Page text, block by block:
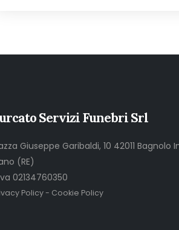
Servizi Funebri Srl
Giuseppe Garibaldi, 10 42011 Bagnolo
(RE)
02134760350
Policy- Cookie Policy